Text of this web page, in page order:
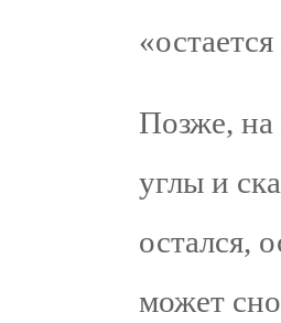
Позже, на
углы и
остался,
может